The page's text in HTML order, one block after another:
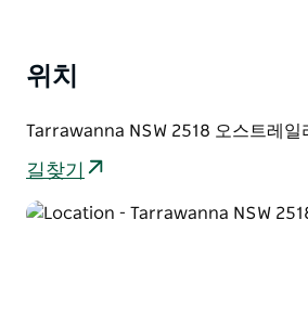
산악자전거 애호가라면 일라와라 절
할 수 있습니다. 이곳은 모든 연령과
단 자연의 아름다움에 둘러싸이면 도
위치
Tarrawanna NSW 2518 오스트레일
길찾기